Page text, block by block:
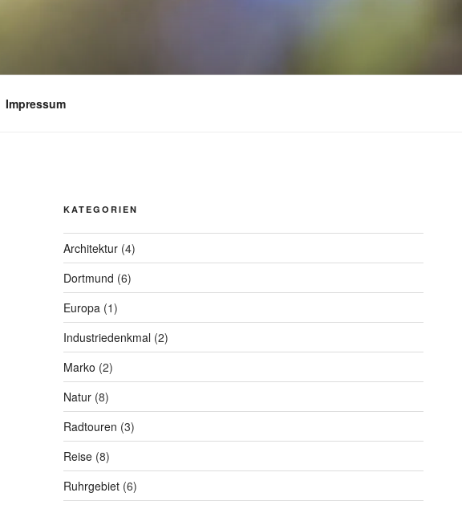
Impressum
KATEGORIEN
Architektur(4)
Dortmund (6)
Europa(1)
Industriedenkmal(2)
Marko (2)
Natur(8)
Radtouren (3)
Reise(8)
Ruhrgebiet(6)